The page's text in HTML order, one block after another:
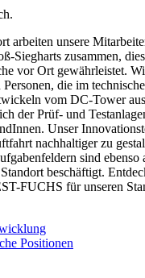
arbeiten unsere
Siegharts zusammen,
vor Ort gewährleistet.
die im
vom DC-Tower
der Prüf- und
Unser
nachhaltiger zu
sind ebenso
beschäftigt.
FUCHS für unseren
Positionen